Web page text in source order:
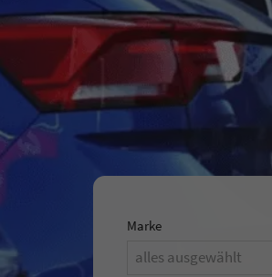
Marke
alles ausgewählt